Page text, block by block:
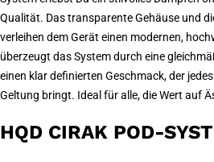
Qualität. Das transparente Gehäuse und
verleihen dem Gerät einen modernen,
überzeugt das System durch eine
einen klar definierten Geschmack, der
Geltung bringt. Ideal für alle, die Wert auf
HQD CIRAK POD-